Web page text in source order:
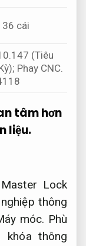
36 cái
(Tiêu
Phay CNC.
tâm hơn
liệu.
Lock
thông
móc. Phù
khóa thông